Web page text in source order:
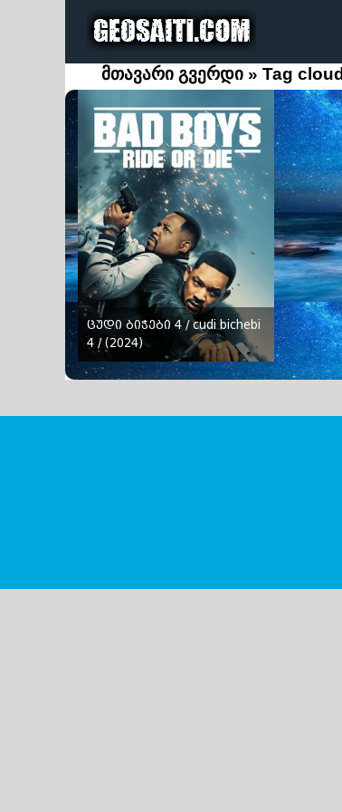
მთავარი გვერდი » Tag cloud
ცუდი ბიჭები 4 / cudi bichebi
4 /(2024)